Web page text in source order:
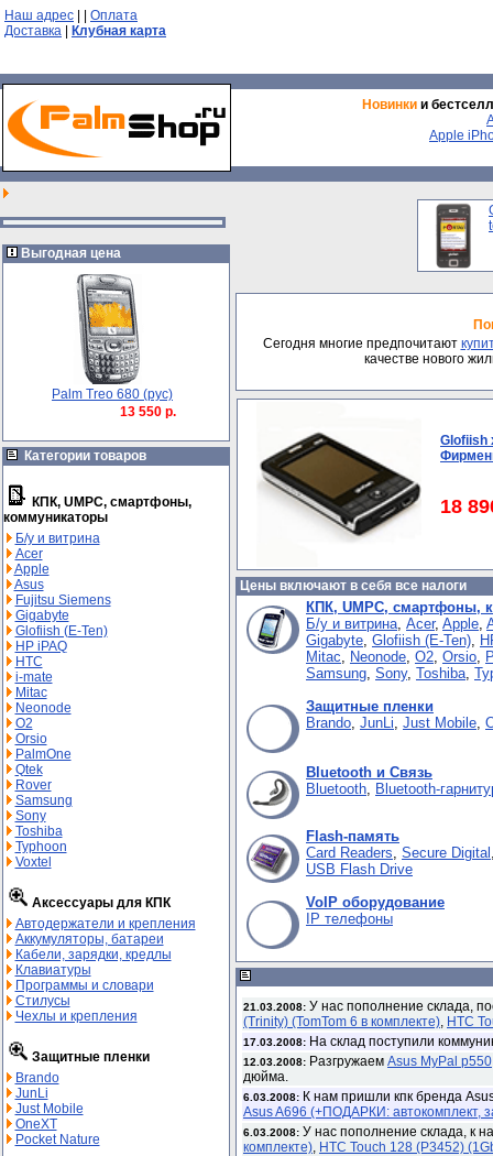
Наш адрес
Оплата
Доставка
Клубная карта
Новинки и
Apple
Выгодная цена
Palm Treo 680 (рус)
13 550 р.
Категории товаров
КПК, UMPC, смартфоны,
коммуникаторы
Б/у и витрина
Acer
Apple
Asus
Fujitsu Siemens
Gigabyte
Glofiish (E-Ten)
HP iPAQ
HTC
i-mate
Mitac
Neonode
O2
Orsio
PalmOne
Qtek
Rover
Samsung
Sony
Toshiba
Typhoon
Voxtel
Аксессуары для КПК
Автодержатели и крепления
Аккумуляторы, батареи
Кабели, зарядки, кредлы
Клавиатуры
Программы и словари
Стилусы
Чехлы и крепления
Защитные пленки
Brando
JunLi
Just Mobile
OneXT
Pocket Nature
Сегодня многие предпочитают
качестве нового
Glofiish
18
Цены включают в себя все налоги
КПК, UMPC, смартфоны,
Б/у и витрина, Acer, Apple,
Gigabyte, Glofiish (E-Ten),
Mitac, Neonode, O2, Orsio,
Samsung, Sony, Toshiba,
Защитные пленки
Brando, JunLi, Just Mobile,
Bluetooth и Связь
Bluetooth, Bluetooth-
Flash-память
Card Readers, Secure Digital
USB Flash Drive
VoIP оборудование
IP телефоны
21.03.2008: У нас пополнение склада,
(Trinity) (TomTom 6 в комплекте), HTC
17.03.2008: На склад поступили
12.03.2008: Разгружаем Asus MyPal p550
дюйма.
6.03.2008: К нам пришли кпк бренда
Asus A696 (+ПОДАРКИ:
6.03.2008: У нас пополнение склада, к
комплекте), HTC Touch 128 (P3452)